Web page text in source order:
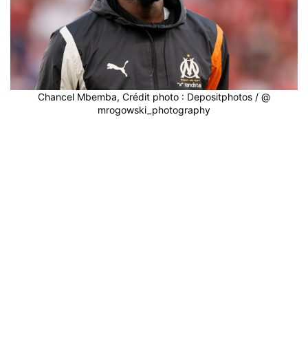
Chancel Mbemba, Crédit photo : Depositphotos / @
mrogowski_photography